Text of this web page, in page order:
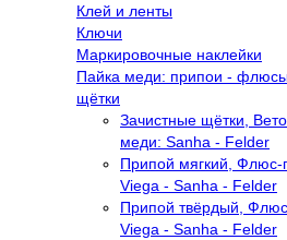
Клей и ленты
Ключи
Маркировочные наклейки
Пайка меди: припои -
щётки
Зачистные щётки,
меди: Sanha - Felder
Припой мягкий, Флюс-
Viega - Sanha - Felder
Припой твёрдый,
Viega - Sanha - Felder